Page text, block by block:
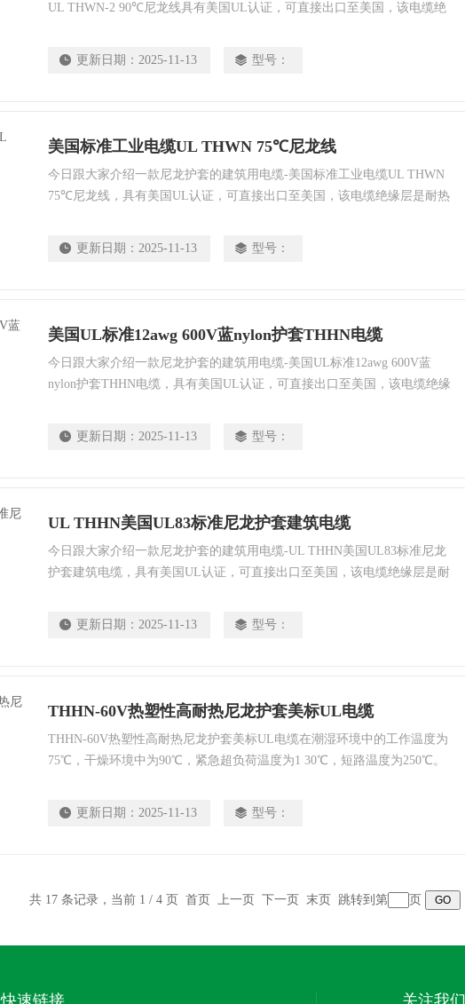
UL THWN-2 90℃尼龙线具有美国UL认证，可直接出口至美国，该电缆绝
是，该电缆可适用于干燥或潮湿环境内，可安装于管道内，也可安装用于
更新日期： 2025-11-13 型号：
美国标准工业电缆UL THWN 75℃尼龙线
今日跟大家介绍一款尼龙护套的建筑用电缆-美国标准工业电缆UL THWN
75℃尼龙线，具有美国UL认证，可直接出口至美国，该电缆绝缘层是耐热
可适用于干燥或潮湿环境内，可安装于管道内，也可安装用于电压任意
更新日期： 2025-11-13 型号：
美国UL标准12awg 600V蓝nylon护套THHN电缆
今日跟大家介绍一款尼龙护套的建筑用电缆-美国UL标准12awg 600V蓝
nylon护套THHN电缆，具有美国UL认证，可直接出口至美国，该电缆绝缘
以内，可安装于管道内，也可安装用于电压任意600V的机床设备，家电及
更新日期： 2025-11-13 型号：
UL THHN美国UL83标准尼龙护套建筑电缆
今日跟大家介绍一款尼龙护套的建筑用电缆-UL THHN美国UL83标准尼龙
护套建筑电缆，具有美国UL认证，可直接出口至美国，该电缆绝缘层是耐
可安装于管道内，也可安装用于电压任意600V的机床设备，家电及各类控
更新日期： 2025-11-13 型号：
THHN-60V热塑性高耐热尼龙护套美标UL电缆
THHN-60V热塑性高耐热尼龙护套美标UL电缆在潮湿环境中的工作温度为
75℃，干燥环境中为90℃，紧急超负荷温度为1 30℃，短路温度为250℃。
适用于安装于管道内，也可安装用于电压任意600V的机床设备，家电及各
更新日期： 2025-11-13 型号：
共 17 条记录，当前 1 / 4 页 首页 上一页 下一页 末页 跳转到第 页
快速链接 关注我们